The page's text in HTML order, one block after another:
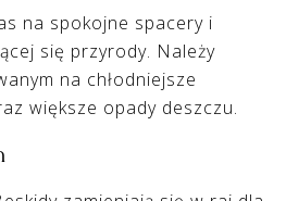
na spokojne spacery i
się przyrody. Należy
na chłodniejsze
większe opady deszczu.